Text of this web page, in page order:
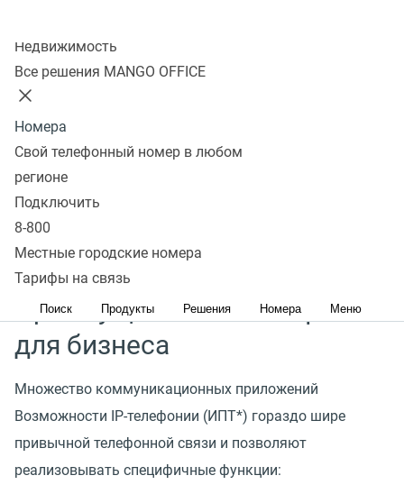
Недвижимость
Все решения MANGO OFFICE
Номера
Свой телефонный номер в любом
регионе
Подключить
8-800
Местные городские номера
Тарифы на связь
Поиск Продукты Решения Номера Меню
Что такое IP-телефония
IP-телефония
через интернет-протокол (IP) вместо
традиционных телефонных сетей. Телефония
может использоваться для разговора двух
и более собеседников.
Преимущества IP-телефонии
для бизнеса
Множество коммуникационных приложений
Возможности IP-телефонии (ИПТ*) гораздо шире
привычной телефонной связи и позволяют
реализовывать специфичные функции: